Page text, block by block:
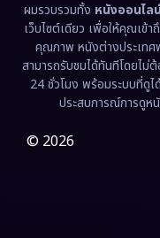
Fantasy จินตนากา
Fiction
Film
Gothic
ผมรวบรวมทั้ง หนังออนไล
เว็บไซต์เดียว เพื่อให้คุณเข้
คุณภาพ หนังต่างประเท
สามารถรับชมได้ทันทีโดยไม่
24 ชั่วโมง พร้อมระบบที่ดู
ประสบการณ์การดูห
© 2026